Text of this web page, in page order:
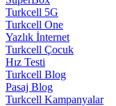
Turkcell 5G
Turkcell One
Yazlık İnternet
Turkcell Çocuk
Hız Testi
Turkcell Blog
Pasaj Blog
Turkcell Kampanyalar